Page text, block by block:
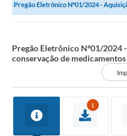
Serviços Online
Pregão Eletrônico Nº01/2024 -
Pregão Eletrônico Nº01/2024
conservação de
1